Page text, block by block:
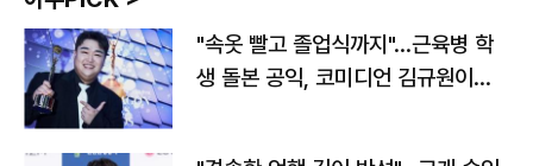
"속옷 빨고 졸업식까지"…근육병 학
생 돌본 공익, 코미디언 김규원이었